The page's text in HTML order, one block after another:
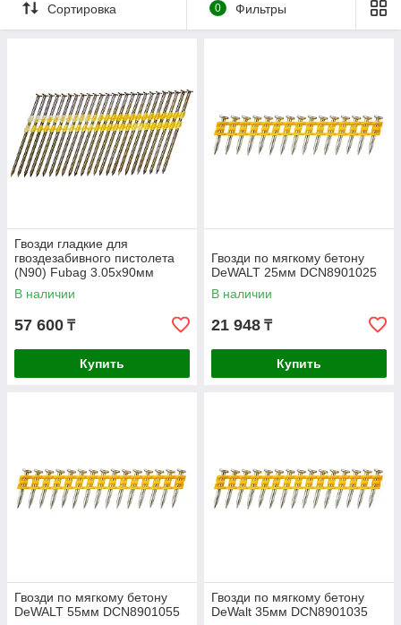
Сортировка 0 Фильтры
Гвозди гладкие для
гвоздезабивного пистолета
(N90) Fubag 3.05х90мм
3000шт. 140109
В наличии
57 600 ₸
Купить
Гвозди по мягкому бетону
DeWALT 25мм DCN8901025
В наличии
21 948 ₸
Купить
Гвозди по мягкому бетону
DeWALT 55мм DCN8901055
Гвозди по мягкому бетону
DeWalt 35мм DCN8901035